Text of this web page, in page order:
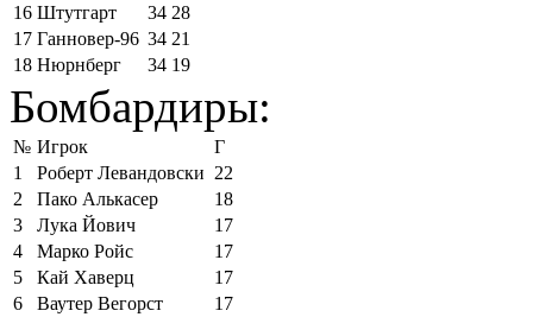
16 Штутгарт 34 28
17 Ганновер-96 34 21
18 Нюрнберг 34 19
Бомбардиры:
№ Игрок
Г
1
Роберт Левандовски 22
2
Пако Алькасер
18
3
Лука Йович
17
4
Марко Ройс
17
5
Кай Хаверц
17
6
Ваутер Вегорст
17